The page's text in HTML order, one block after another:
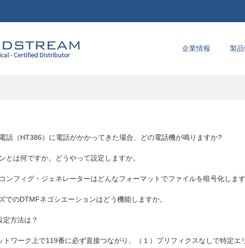
企業情報 製
電話（HT386）に電話がかかってきた場合、どの電話機が鳴りますか?
とは何ですか。どうやって設定しますか。
ンフィグ・ジェネレーターはどんなフォーマットでファイルを暗号化しま
でのDTMFネゴシエーションはどう機能しますか。
定方法は？
トワーク上で119番に必ず直接つながり、（１）プリフィクスなしで特定